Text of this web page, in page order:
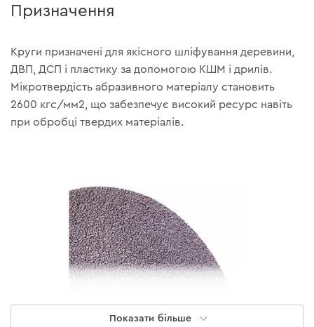
Призначення
Круги призначені для якісного шліфування деревини,
ДВП, ДСП і пластику за допомогою КШМ і дрилів.
Мікротвердість абразивного матеріалу становить
2600 кгс/мм2, що забезпечує високий ресурс навіть
при обробці твердих матеріалів.
Показати більше